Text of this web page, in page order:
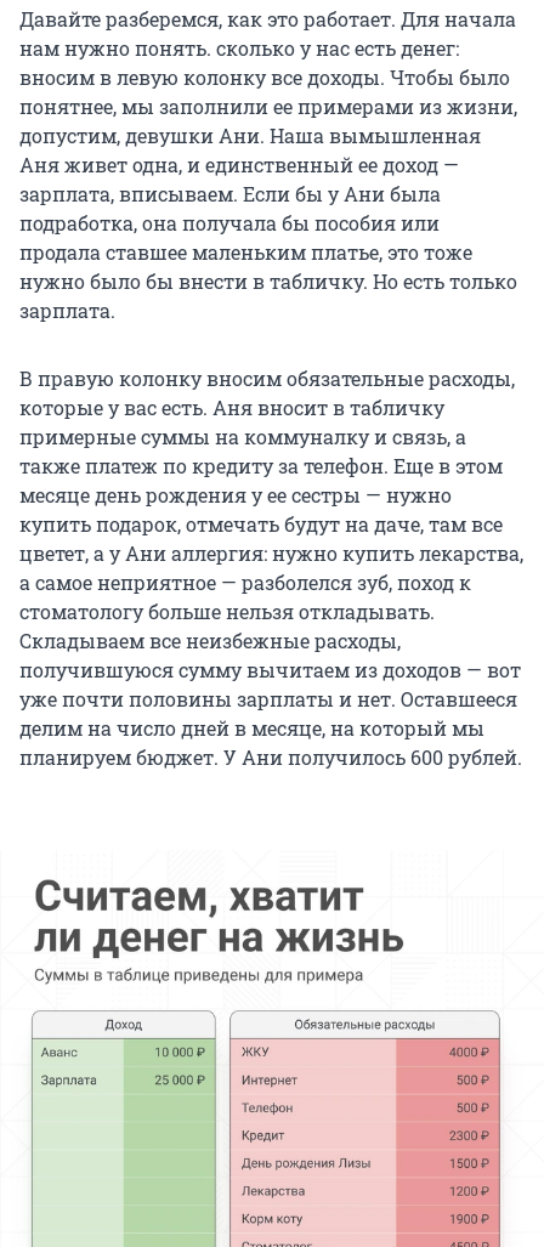
Давайте разберемся, как это работает. Для начала
нам нужно понять. сколько у нас есть денег:
вносим в левую колонку все доходы. Чтобы было
понятнее, мы заполнили ее примерами из жизни,
допустим, девушки Ани. Наша вымышленная
Аня живет одна, и единственный ее доход —
зарплата, вписываем. Если бы у Ани была
подработка, она получала бы пособия или
продала ставшее маленьким платье, это тоже
нужно было бы внести в табличку. Но есть только
зарплата.
В правую колонку вносим обязательные расходы,
которые у вас есть. Аня вносит в табличку
примерные суммы на коммуналку и связь, а
также платеж по кредиту за телефон. Еще в этом
месяце день рождения у ее сестры — нужно
купить подарок, отмечать будут на даче, там все
цветет, а у Ани аллергия: нужно купить лекарства,
а самое неприятное — разболелся зуб, поход к
стоматологу больше нельзя откладывать.
Складываем все неизбежные расходы,
получившуюся сумму вычитаем из доходов — вот
уже почти половины зарплаты и нет. Оставшееся
делим на число дней в месяце, на который мы
планируем бюджет. У Ани получилось 600 рублей.